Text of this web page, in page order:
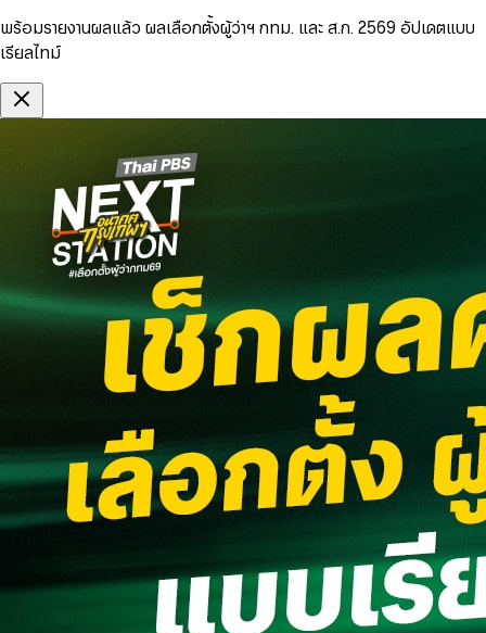
พร้อมรายงานผลแล้ว ผลเลือกตั้งผู้ว่าฯ กทม. และ ส.ก. 2569 อัปเดตแบบ
เรียลไทม์